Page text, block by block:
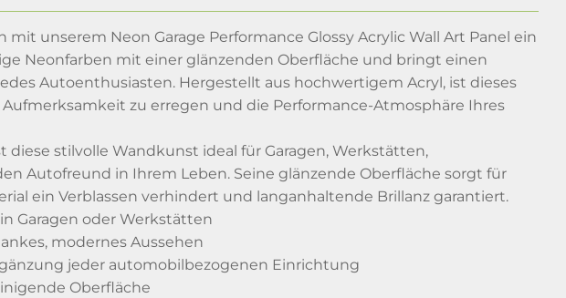
unserem Neon Garage Performance Glossy Acrylic Wall Art Panel ein
Neonfarben mit einer glänzenden Oberfläche und bringt einen
Autoenthusiasten. Hergestellt aus hochwertigem Acryl, ist dieses
zu erregen und die Performance-Atmosphäre Ihres
stilvolle Wandkunst ideal für Garagen, Werkstätten,
Autofreund in Ihrem Leben. Seine glänzende Oberfläche sorgt für
ein Verblassen verhindert und langanhaltende Brillanz garantiert.
Garagen oder Werkstätten
modernes Aussehen
jeder automobilbezogenen Einrichtung
Oberfläche